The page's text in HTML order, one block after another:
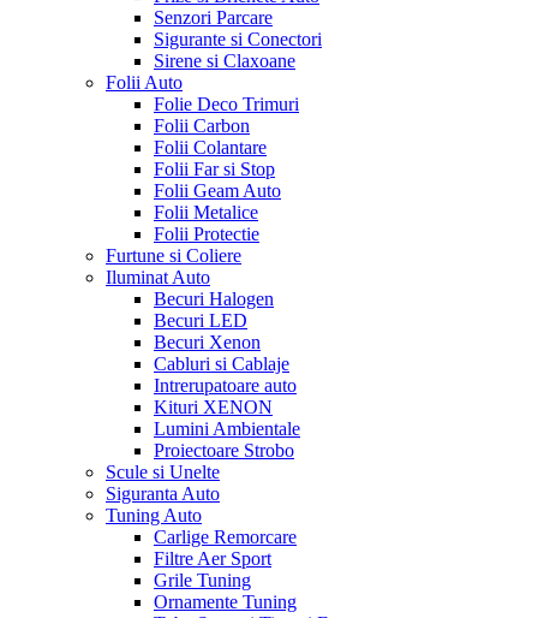
Senzori Parcare
Sigurante si Conectori
Sirene si Claxoane
Folii Auto
Folie Deco Trimuri
Folii Carbon
Folii Colantare
Folii Far si Stop
Folii Geam Auto
Folii Metalice
Folii Protectie
Furtune si Coliere
Iluminat Auto
Becuri Halogen
Becuri LED
Becuri Xenon
Cabluri si Cablaje
Intrerupatoare auto
Kituri XENON
Lumini Ambientale
Proiectoare Strobo
Scule si Unelte
Siguranta Auto
Tuning Auto
Carlige Remorcare
Filtre Aer Sport
Grile Tuning
Ornamente Tuning